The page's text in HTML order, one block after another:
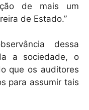
de mais um
de Estado.”
dessa
a sociedade, o
que os auditores
para assumir tais